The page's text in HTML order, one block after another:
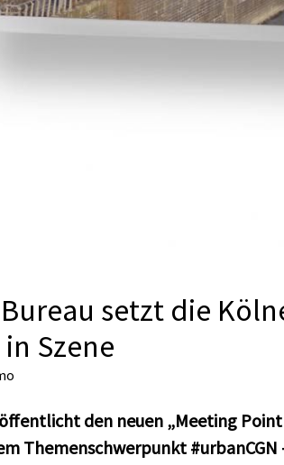
setzt die
Szene
den neuen „Meeting
Themenschwerpunkt